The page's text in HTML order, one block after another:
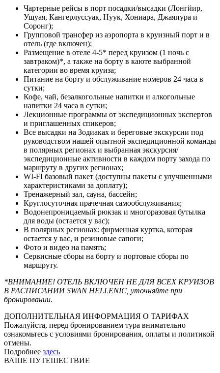
Чартерные рейсы в порт посадки/высадки (Лонгйир,
Ушуая, Кангерлуссуак, Нуук, Хониара, Джаяпура и
Соронг);
Групповой трансфер из аэропорта в круизный порт и в
отель (где включен);
Размещение в отеле 4-5* перед круизом (1 ночь с
завтраком)*, а также на борту в каюте выбранной
категории во время круиза;
Питание на борту и обслуживание номеров 24 часа в
сутки;
Кофе, чай, безалкогольные напитки и алкогольные
напитки 24 часа в сутки;
Лекционные программы от экспедиционных экспертов
и приглашенных спикеров;
Все высадки на Зодиаках и береговые экскурсии под
руководством нашей опытной экспедиционной команды
в полярных регионах и выбранная экскурсия/
экспедиционные активности в каждом порту захода по
маршруту в других регионах;
WI-FI базовый пакет (доступны пакеты с улучшенными
характеристиками за доплату);
Тренажерный зал, сауна, бассейн;
Круглосуточная прачечная самообслуживания;
Водонепроницаемый рюкзак и многоразовая бутылка
для воды (остается у вас);
В полярных регионах: фирменная куртка, которая
остается у вас, и резиновые сапоги;
Фото и видео на память;
Сервисные сборы на борту и портовые сборы по
маршруту.
*ВНИМАНИЕ! ОТЕЛЬ ВКЛЮЧЕН НЕ ДЛЯ ВСЕХ КРУИЗОВ
В РАСПИСАНИИ SWAN HELLENIC, уточняйте при
бронировании.
ДОПОЛНИТЕЛЬНАЯ ИНФОРМАЦИЯ О ТАРИФАХ
Пожалуйста, перед бронированием тура внимательно
ознакомьтесь с условиями бронирования, оплаты и политикой
отмены.
Подробнее здесь
ВАШЕ ПУТЕШЕСТВИЕ